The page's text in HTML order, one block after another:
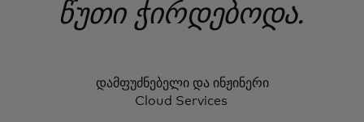
წუთი ჭირდებოდა.
დამფუძნებელი და ინჟინერი
Cloud Services